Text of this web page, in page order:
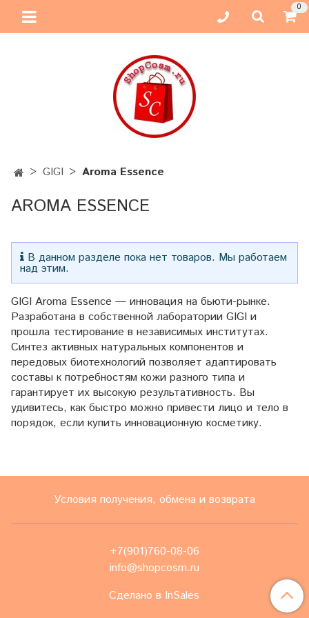
0
GIGI Aroma Essence
AROMA ESSENCE
В данном разделе пока нет товаров. Мы работаем
над этим.
GIGI Aroma Essence — инновация на бьюти-рынке.
Разработана в собственной лаборатории GIGI и
прошла тестирование в независимых институтах.
Синтез активных натуральных компонентов и
передовых биотехнологий позволяет адаптировать
составы к потребностям кожи разного типа и
гарантирует их высокую результативность. Вы
удивитесь, как быстро можно привести лицо и тело в
порядок, если купить инновационную косметику.
Условия получения, обмена и возврата
+7(901)760-08-06
info@shopcosm.ru
Сделано в InSales